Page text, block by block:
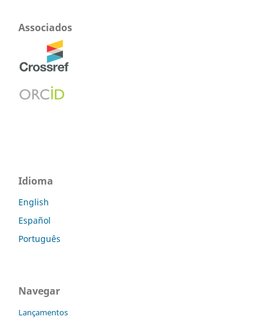
Associados
Idioma
English
Español
Português
Navegar
Lançamentos